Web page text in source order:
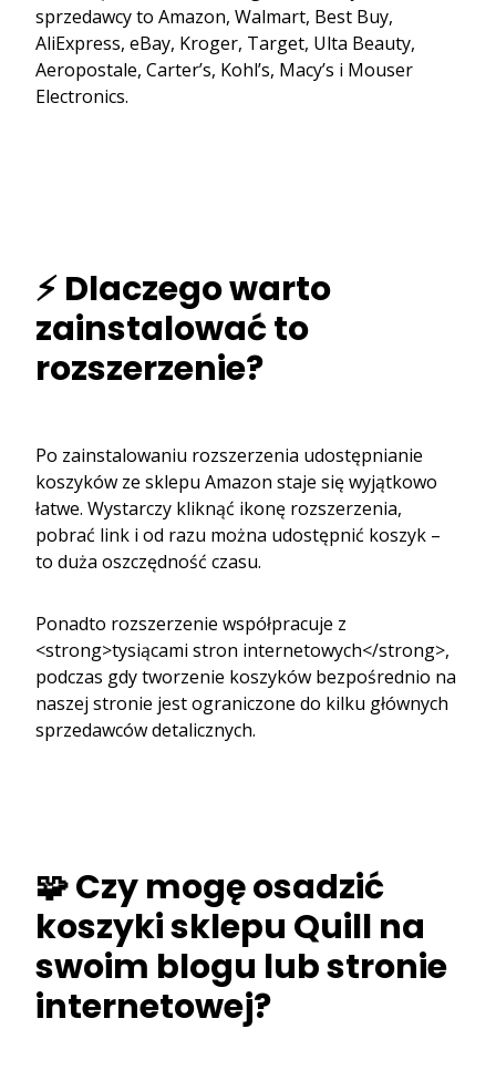
sprzedawcy to Amazon, Walmart, Best Buy,
AliExpress, eBay, Kroger, Target, Ulta Beauty,
Aeropostale, Carter’s, Kohl’s, Macy’s i Mouser
Electronics.
⚡ Dlaczego warto
zainstalować to
rozszerzenie?
Po zainstalowaniu rozszerzenia udostępnianie
koszyków ze sklepu Amazon staje się wyjątkowo
łatwe. Wystarczy kliknąć ikonę rozszerzenia,
pobrać link i od razu można udostępnić koszyk –
to duża oszczędność czasu.
Ponadto rozszerzenie współpracuje z
<strong>tysiącami stron internetowych</strong>,
podczas gdy tworzenie koszyków bezpośrednio na
naszej stronie jest ograniczone do kilku głównych
sprzedawców detalicznych.
🧩 Czy mogę osadzić
koszyki sklepu Quill na
swoim blogu lub stronie
internetowej?